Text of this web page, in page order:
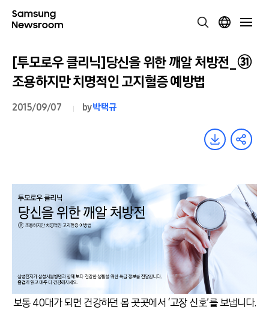
[투모로우 클리닉]당신을 위한 깨알 처방전_㉛
조용하지만 치명적인 고지혈증 예방법
2015/09/07 by박택규
보통 40대가 되면 건강하던 몸 곳곳에서 ‘고장 신호’를 보냅니다.